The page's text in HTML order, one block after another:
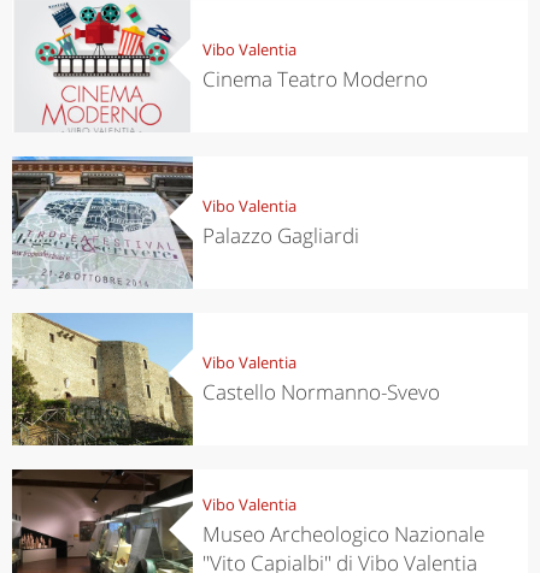
Vibo Valentia
Cinema Teatro Moderno
Vibo Valentia
Palazzo Gagliardi
Vibo Valentia
Castello Normanno-Svevo
Vibo Valentia
Museo Archeologico Nazionale
"Vito Capialbi" di Vibo Valentia